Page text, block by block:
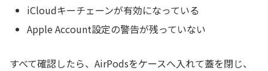
iCloudキーチェーンが有効になっている
Apple Account設定の警告が残っていない
すべて確認したら、AirPodsをケースへ入れて蓋を閉じ、